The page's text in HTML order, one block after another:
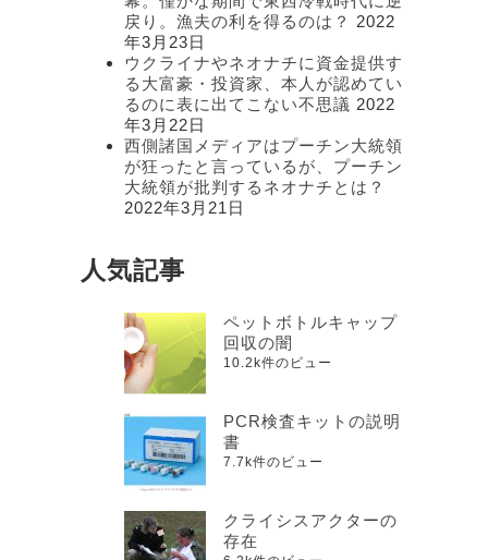
戻り。漁夫の利を得るのは？
2022
年3月23日
ウクライナやネオナチに資金提供す
る大富豪・投資家、本人が認めてい
るのに表に出てこない不思議 2022
年3月22日
西側諸国メディアはプーチン大統領
が狂ったと言っているが、プーチン
大統領が批判するネオナチとは？
2022年3月21日
人気記事
ペットボトルキャップ
回収の闇
10.2k件のビュー
PCR検査キットの説明
書
7.7k件のビュー
クライシスアクターの
存在